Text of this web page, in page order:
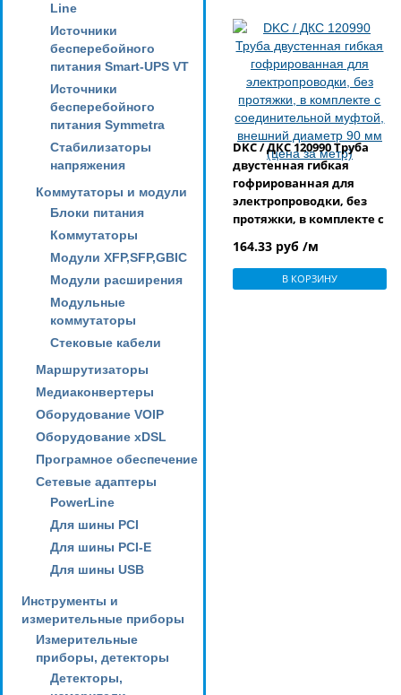
Line
Источники
бесперебойного
питания Smart-UPS VT
Источники
бесперебойного
питания Symmetra
Стабилизаторы
напряжения
Коммутаторы и модули
Блоки питания
Коммутаторы
Модули XFP,SFP,GBIC
Модули расширения
Модульные
коммутаторы
Стековые кабели
Маршрутизаторы
Медиаконвертеры
Оборудование VOIP
Оборудование xDSL
Програмное обеспечение
Сетевые адаптеры
PowerLine
Для шины PCI
Для шины PCI-E
Для шины USB
Инструменты и
измерительные приборы
Измерительные
приборы, детекторы
Детекторы,
DKC / ДКС 120990 Труба
двустенная гибкая
гофрированная для
электропроводки, без
протяжки, в комплекте с
муфтой, внешний
диаметр 90 мм (цена за
метр)
164.33 руб /м
В КОРЗИНУ